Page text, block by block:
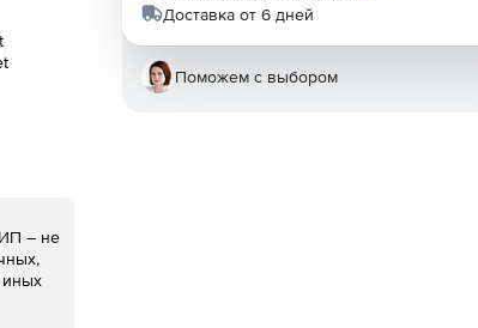
– не
Доставка от 6 дней
Поможем с выбором